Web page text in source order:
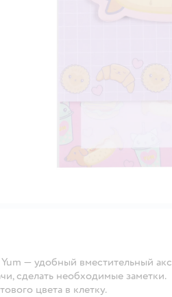
— удобный вместительный
сделать необходимые заметки.
цвета в клетку.